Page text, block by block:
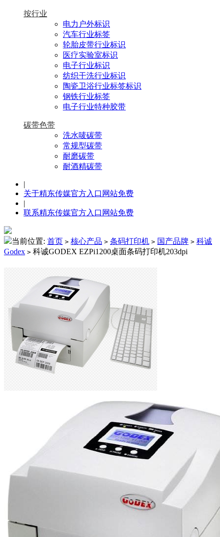
按行业
电力户外标识
汽车行业标签
轮胎皮带行业标识
医疗实验室标识
电子行业标识
纺织干洗行业标识
陶瓷卫浴行业标签标识
钢铁行业标签
电子行业特种胶带
碳带色带
洗水唛碳带
常规型碳带
耐磨碳带
耐酒精碳带
|
关于精东传媒官方入口网站免费
|
联系精东传媒官方入口网站免费
当前位置: 首页 > 核心产品 > 条码打印机 > 国产品牌 > 科诚
Godex > 科诚GODEX EZPi1200桌面条码打印机203dpi